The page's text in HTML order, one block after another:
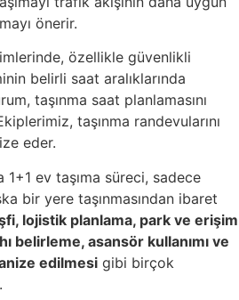
önerir.
özellikle güvenlikli
belirli saat aralıklarında
taşınma saat planlamasını
taşınma randevularını
eder.
1+1 ev taşıma süreci, sadece
bir yere taşınmasından ibaret
lojistik planlama, park ve erişim
belirleme, asansör kullanımı ve
edilmesi gibi birçok